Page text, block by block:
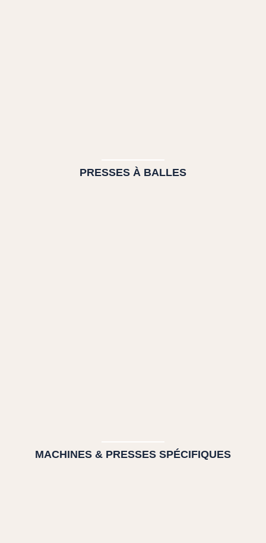
PRESSES À BALLES
MACHINES & PRESSES SPÉCIFIQUES